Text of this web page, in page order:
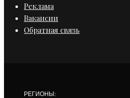
Реклама
Вакансии
Обратная связь
РЕГИОНЫ: